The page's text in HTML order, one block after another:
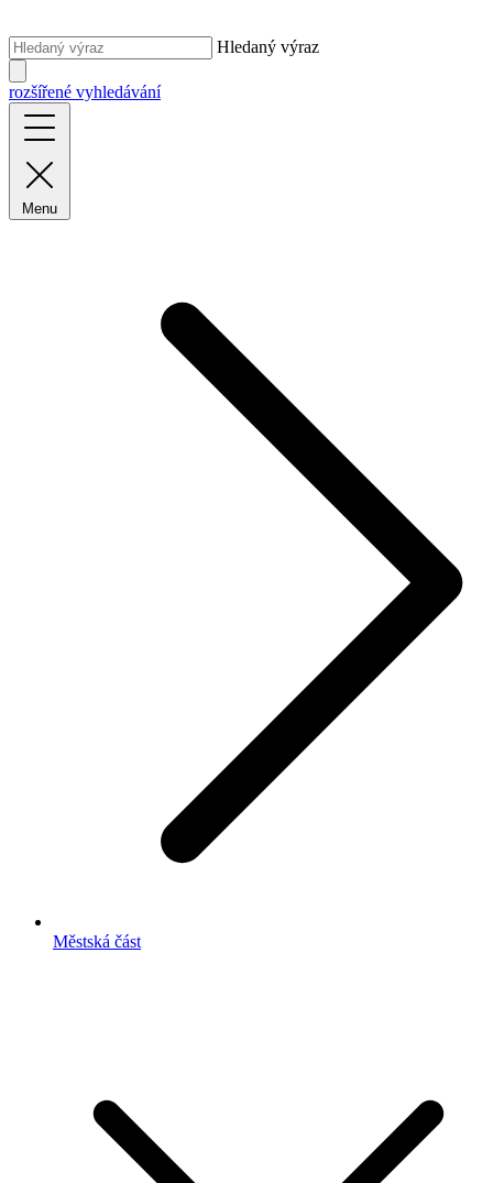
Hledaný výraz
rozšířené vyhledávání
Menu
Městská část